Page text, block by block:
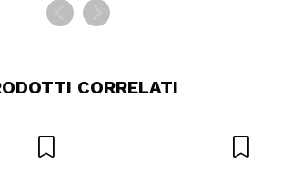
CORRELATI